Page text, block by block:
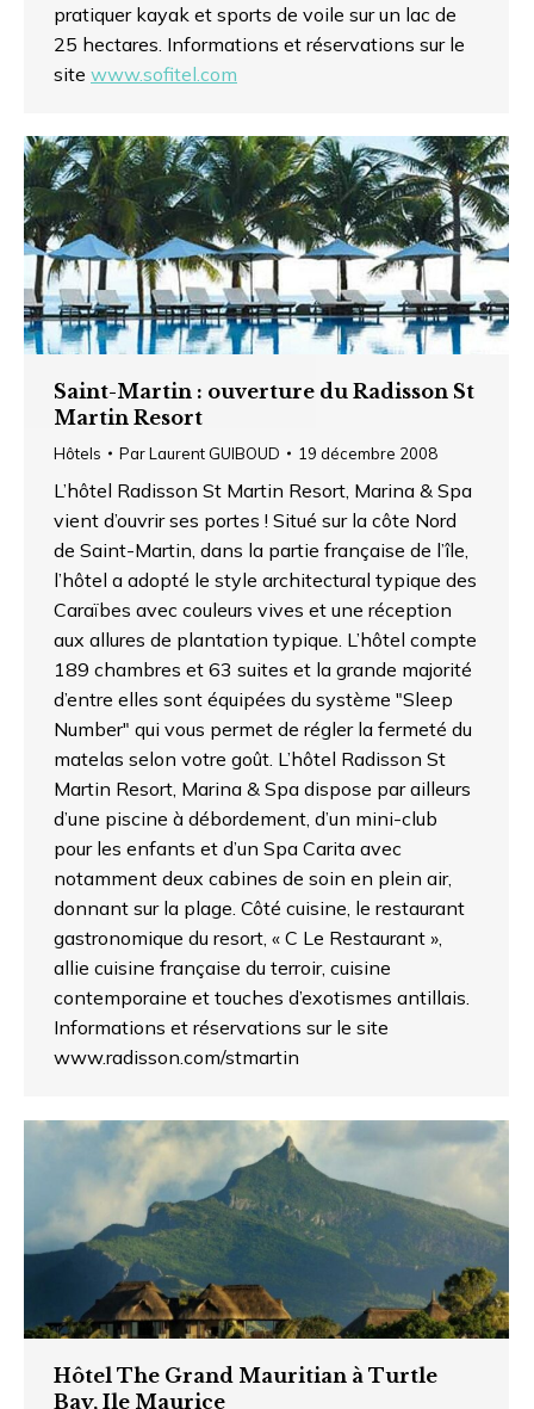
pratiquer kayak et sports de voile sur un lac de
25 hectares. Informations et réservations sur le
site www.sofitel.com
Saint-Martin : ouverture du Radisson St
Martin Resort
Hôtels ParLaurent GUIBOUD 19 décembre 2008
L’hôtel Radisson St Martin Resort, Marina & Spa
vient d’ouvrir ses portes ! Situé sur la côte Nord
de Saint-Martin, dans la partie française de l’île,
l’hôtel a adopté le style architectural typique des
Caraïbes avec couleurs vives et une réception
aux allures de plantation typique. L’hôtel compte
189 chambres et 63 suites et la grande majorité
d’entre elles sont équipées du système "Sleep
Number" qui vous permet de régler la fermeté du
matelas selon votre goût. L’hôtel Radisson St
Martin Resort, Marina & Spa dispose par ailleurs
d’une piscine à débordement, d’un mini-club
pour les enfants et d’un Spa Carita avec
notamment deux cabines de soin en plein air,
donnant sur la plage. Côté cuisine, le restaurant
gastronomique du resort, « C Le Restaurant »,
allie cuisine française du terroir, cuisine
contemporaine et touches d’exotismes antillais.
Informations et réservations sur le site
www.radisson.com/stmartin
Hôtel The Grand Mauritian à Turtle
Bay, Ile Maurice